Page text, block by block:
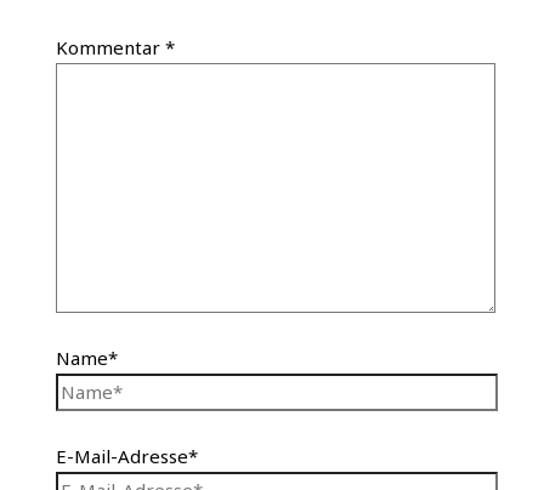
Kommentar*
Name*
E-Mail-Adresse*